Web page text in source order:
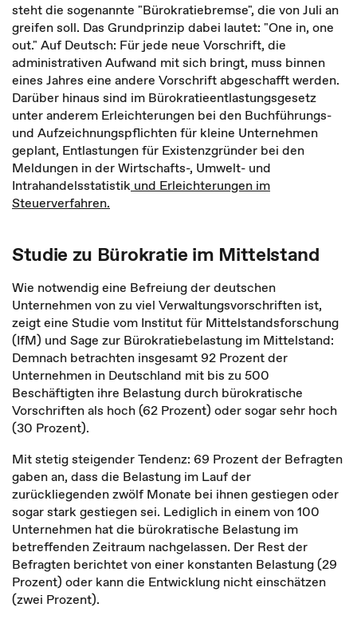
steht die sogenannte "Bürokratiebremse", die von Juli an
greifen soll. Das Grundprinzip dabei lautet: "One in, one
out." Auf Deutsch: Für jede neue Vorschrift, die
administrativen Aufwand mit sich bringt, muss binnen
eines Jahres eine andere Vorschrift abgeschafft werden.
Darüber hinaus sind im Bürokratieentlastungsgesetz
unter anderem Erleichterungen bei den Buchführungs-
und Aufzeichnungspflichten für kleine Unternehmen
geplant, Entlastungen für Existenzgründer bei den
Meldungen in der Wirtschafts-, Umwelt- und
Intrahandelsstatistik und Erleichterungen im
Steuerverfahren.
Studie zu Bürokratie im Mittelstand
Wie notwendig eine Befreiung der deutschen
Unternehmen von zu viel Verwaltungsvorschriften ist,
zeigt eine Studie vom Institut für Mittelstandsforschung
(IfM) und Sage zur Bürokratiebelastung im Mittelstand:
Demnach betrachten insgesamt 92 Prozent der
Unternehmen in Deutschland mit bis zu 500
Beschäftigten ihre Belastung durch bürokratische
Vorschriften als hoch (62 Prozent) oder sogar sehr hoch
(30 Prozent).
Mit stetig steigender Tendenz: 69 Prozent der Befragten
gaben an, dass die Belastung im Lauf der
zurückliegenden zwölf Monate bei ihnen gestiegen oder
sogar stark gestiegen sei. Lediglich in einem von 100
Unternehmen hat die bürokratische Belastung im
betreffenden Zeitraum nachgelassen. Der Rest der
Befragten berichtet von einer konstanten Belastung (29
Prozent) oder kann die Entwicklung nicht einschätzen
(zwei Prozent).